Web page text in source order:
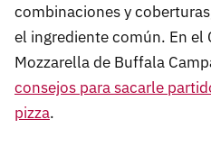
combinaciones y
el ingrediente común. En el
Mozzarella de Buffala
consejos para sacarle
pizza.